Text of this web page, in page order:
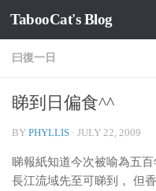
Skip to content
TabooCat's Blog
曰復一日
睇到日偏食^^
BY PHYLLIS · JULY 22, 2009
睇報紙知道今次被喻為五
長江流域先至可睇到， 但